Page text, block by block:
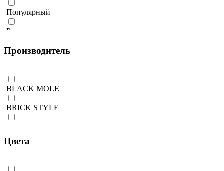
Популярный
Рекомендуем
Количество ограничено
Производитель
BLACK MOLE
BRICK STYLE
COTTAGE MODE
D.F. OMER
Цвета